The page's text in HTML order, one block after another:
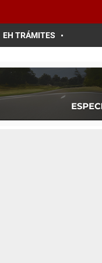
EH TRÁMITES